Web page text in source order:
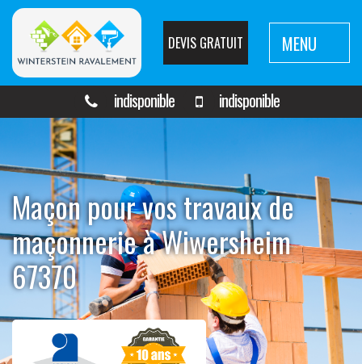
DEVIS GRATUIT MENU
indisponible indisponible
Maçon pour vos travaux de
maçonnerie à Wiwersheim
67370